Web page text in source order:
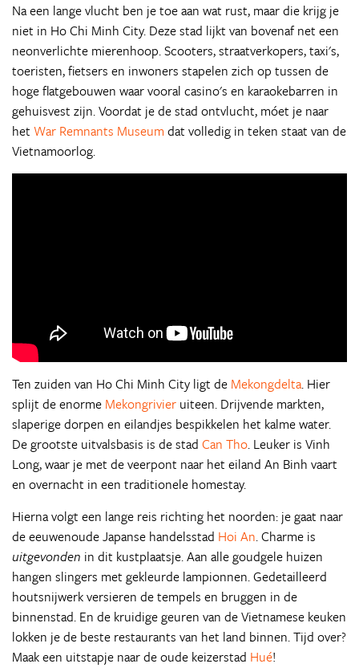
Na een lange vlucht ben je toe aan wat rust, maar die krijg je
niet in Ho Chi Minh City. Deze stad lijkt van bovenaf net een
neonverlichte mierenhoop. Scooters, straatverkopers, taxi's,
toeristen, fietsers en inwoners stapelen zich op tussen de
hoge flatgebouwen waar vooral casino's en karaokebarren in
gehuisvest zijn. Voordat je de stad ontvlucht, móet je naar
het War Remnants Museum dat volledig in teken staat van de
Vietnamoorlog.
Ten zuiden van Ho Chi Minh City ligt de Mekongdelta. Hier
splijt de enorme Mekongrivier uiteen. Drijvende markten,
slaperige dorpen en eilandjes bespikkelen het kalme water.
De grootste uitvalsbasis is de stad Can Tho. Leuker is Vinh
Long, waar je met de veerpont naar het eiland An Binh vaart
en overnacht in een traditionele homestay.
Hierna volgt een lange reis richting het noorden: je gaat naar
de eeuwenoude Japanse handelsstad Hoi An. Charme is
uitgevonden in dit kustplaatsje. Aan alle goudgele huizen
hangen slingers met gekleurde lampionnen. Gedetailleerd
houtsnijwerk versieren de tempels en bruggen in de
binnenstad. En de kruidige geuren van de Vietnamese keuken
lokken je de beste restaurants van het land binnen. Tijd over?
Maak een uitstapje naar de oude keizerstad Hué!